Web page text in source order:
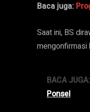
Baca juga:
Saat ini, BS
mengonfirmasi
BACA JUGA:
Ponsel